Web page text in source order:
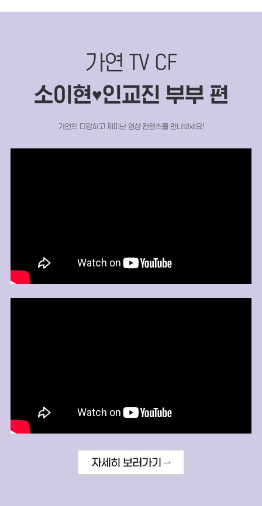
가연 TV CF
소이현♥인교진 부부 편
가연의 다양하고 재미난 영상 컨텐츠를 만나보세요!